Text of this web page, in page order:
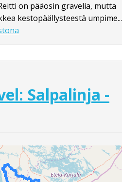
on pääosin gravelia, mutta
kestopäällysteestä umpime...
Salpalinja -